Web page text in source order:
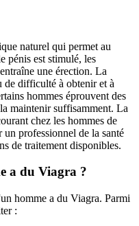
naturel qui permet au
pénis est stimulé, les
une érection. La
de difficulté à obtenir et à
hommes éprouvent des
maintenir suffisamment. La
chez les hommes de
professionnel de la santé
de traitement disponibles.
a du Viagra ?
homme a du Viagra. Parmi
: